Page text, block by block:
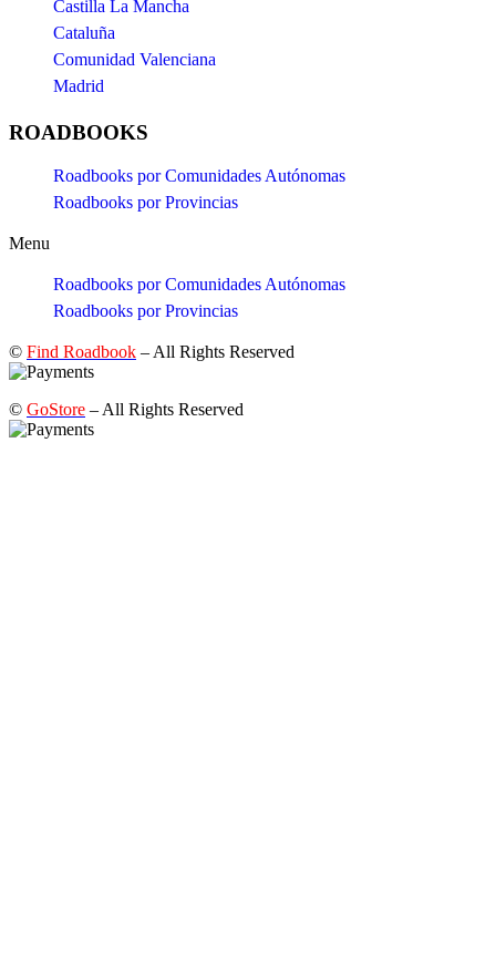
Castilla La Mancha
Cataluña
Comunidad Valenciana
Madrid
ROADBOOKS
Roadbooks por Comunidades Autónomas
Roadbooks por Provincias
Menu
Roadbooks por Comunidades Autónomas
Roadbooks por Provincias
© Find Roadbook – All Rights Reserved
© GoStore – All Rights Reserved